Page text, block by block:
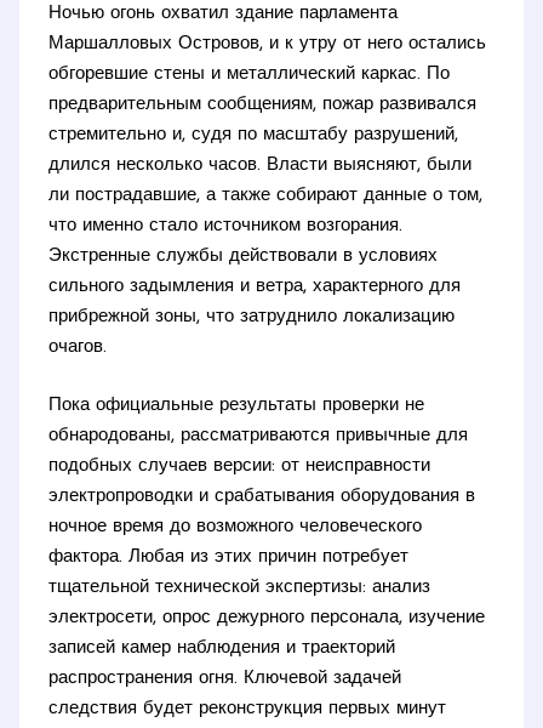
Ночью огонь охватил здание парламента
Маршалловых Островов, и к утру от него остались
обгоревшие стены и металлический каркас. По
предварительным сообщениям, пожар развивался
стремительно и, судя по масштабу разрушений,
длился несколько часов. Власти выясняют, были
ли пострадавшие, а также собирают данные о том,
что именно стало источником возгорания.
Экстренные службы действовали в условиях
сильного задымления и ветра, характерного для
прибрежной зоны, что затруднило локализацию
очагов.
Пока официальные результаты проверки не
обнародованы, рассматриваются привычные для
подобных случаев версии: от неисправности
электропроводки и срабатывания оборудования в
ночное время до возможного человеческого
фактора. Любая из этих причин потребует
тщательной технической экспертизы: анализ
электросети, опрос дежурного персонала, изучение
записей камер наблюдения и траекторий
распространения огня. Ключевой задачей
следствия будет реконструкция первых минут